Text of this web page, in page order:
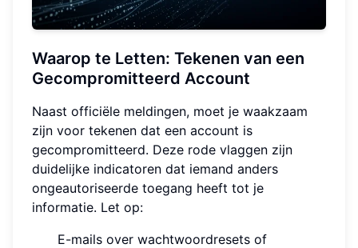
Waarop te Letten: Tekenen van een
Gecompromitteerd Account
Naast officiële meldingen, moet je waakzaam
zijn voor tekenen dat een account is
gecompromitteerd. Deze rode vlaggen zijn
duidelijke indicatoren dat iemand anders
ongeautoriseerde toegang heeft tot je
informatie. Let op:
E-mails over wachtwoordresets of